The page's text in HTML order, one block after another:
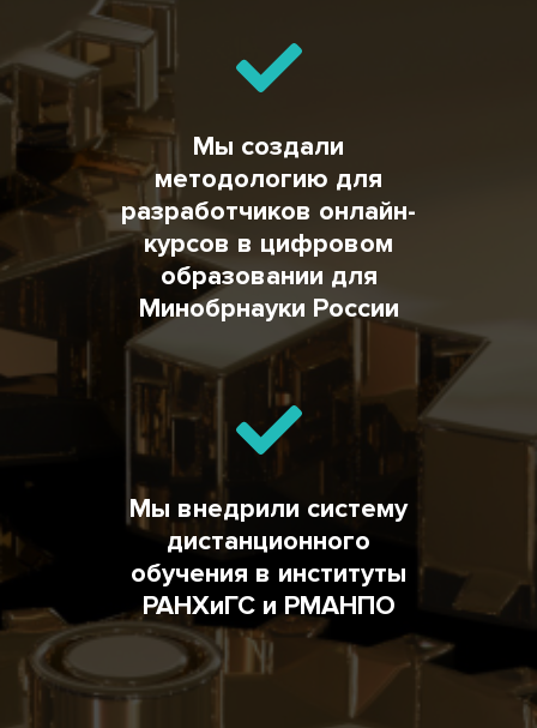
Мы создали
методологию для
разработчиков онлайн-
курсов в цифровом
образовании для
Минобрнауки России
Мы внедрили систему
дистанционного
обучения в институты
РАНХиГС и РМАНПО